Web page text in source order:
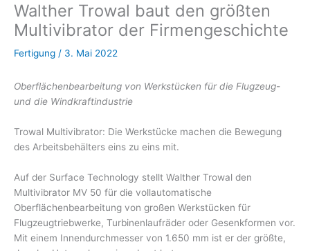
Walther Trowal baut den größten
Multivibrator der Firmengeschichte
Fertigung / 3. Mai 2022
Oberflächenbearbeitung von Werkstücken für die Flugzeug-
und die Windkraftindustrie
Trowal Multivibrator: Die Werkstücke machen die Bewegung
des Arbeitsbehälters eins zu eins mit.
Auf der Surface Technology stellt Walther Trowal den
Multivibrator MV 50 für die vollautomatische
Oberflächenbearbeitung von großen Werkstücken für
Flugzeugtriebwerke, Turbinenlaufräder oder Gesenkformen vor.
Mit einem Innendurchmesser von 1.650 mm ist er der größte,